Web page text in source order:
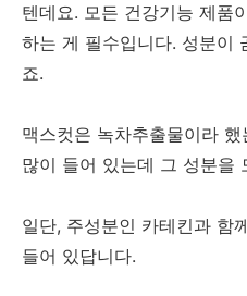
텐데요. 모든 건강기능 제품
하는 게 필수입니다. 성분이
죠.
맥스컷은 녹차추출물이라
많이 들어 있는데 그 성분을
일단, 주성분인 카테킨과 함
들어 있답니다.